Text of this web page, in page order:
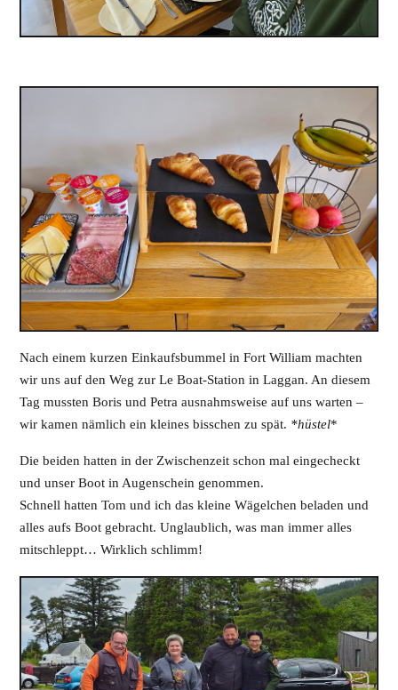
Nach einem kurzen Einkaufsbummel in Fort William machten
wir uns auf den Weg zur Le Boat-Station in Laggan. An diesem
Tag mussten Boris und Petra ausnahmsweise auf uns warten –
wir kamen nämlich ein kleines bisschen zu spät. *hüstel*
Die beiden hatten in der Zwischenzeit schon mal eingecheckt
und unser Boot in Augenschein genommen.
Schnell hatten Tom und ich das kleine Wägelchen beladen und
alles aufs Boot gebracht. Unglaublich, was man immer alles
mitschleppt… Wirklich schlimm!